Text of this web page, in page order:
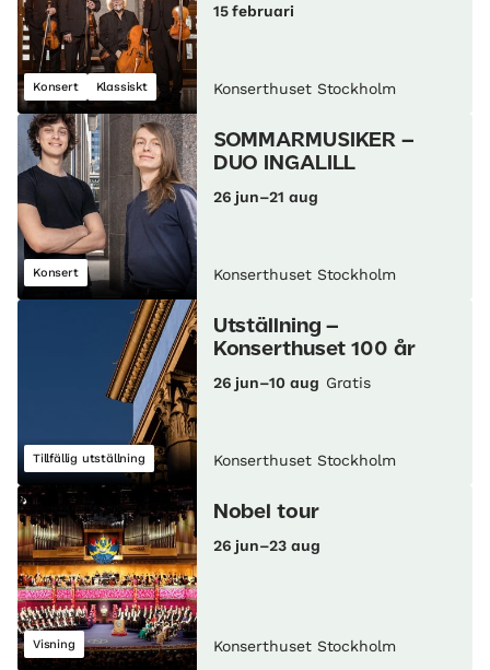
Konsert Klassiskt
15 februari
Konserthuset Stockholm
Konsert
SOMMARMUSIKER –
DUO INGALILL
26 jun–21 aug
Konserthuset Stockholm
Tillfällig utställning
Utställning –
Konserthuset 100 år
26 jun–10 aug Gratis
Konserthuset Stockholm
Visning
Nobel tour
26 jun–23 aug
Konserthuset Stockholm